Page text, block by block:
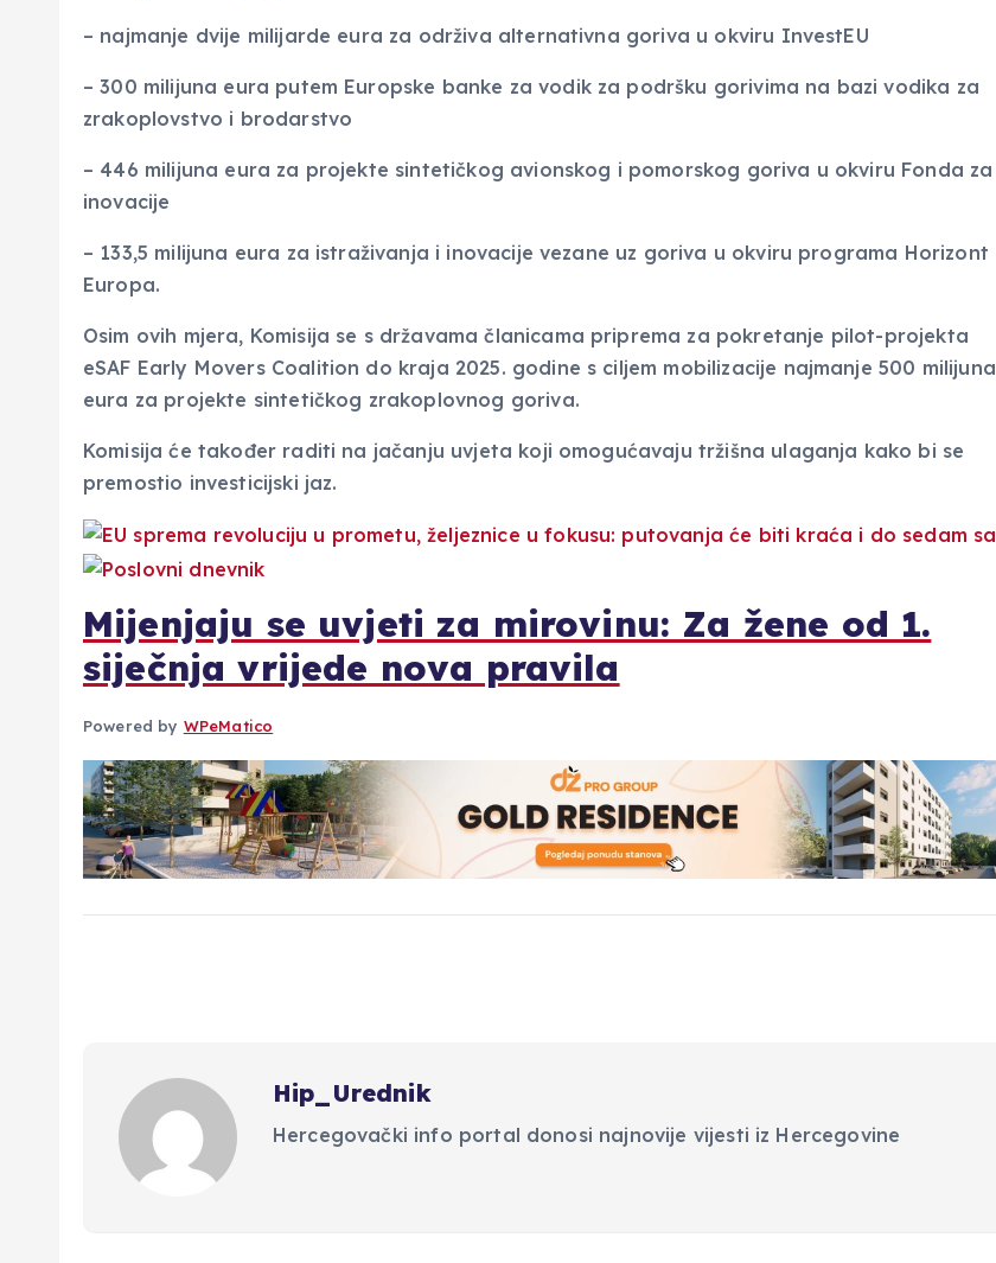
– najmanje dvije milijarde eura za održiva alternativna goriva u okviru InvestEU
– 300 milijuna eura putem Europske banke za vodik za podršku gorivima na bazi vodika za
zrakoplovstvo i brodarstvo
– 446 milijuna eura za projekte sintetičkog avionskog i pomorskog goriva u okviru Fonda za
inovacije
– 133,5 milijuna eura za istraživanja i inovacije vezane uz goriva u okviru programa Horizont
Europa.
Osim ovih mjera, Komisija se s državama članicama priprema za pokretanje pilot-projekta
eSAF Early Movers Coalition do kraja 2025. godine s ciljem mobilizacije najmanje 500 milijuna
eura za projekte sintetičkog zrakoplovnog goriva.
Komisija će također raditi na jačanju uvjeta koji omogućavaju tržišna ulaganja kako bi se
premostio investicijski jaz.
Mijenjaju se uvjeti za mirovinu: Za žene od 1.
siječnja vrijede nova pravila
Powered by WPeMatico
Hip_Urednik
Hercegovački info portal donosi najnovije vijesti iz Hercegovine